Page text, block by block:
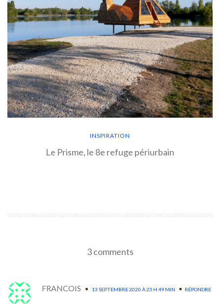
INSPIRATION
Le Prisme, le 8e refuge périurbain
3 comments
FRANCOIS • 13 SEPTEMBRE 2020 À 23 H 49 MIN • RÉPONDRE